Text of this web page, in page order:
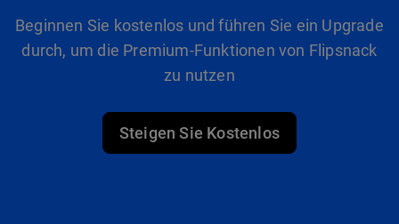
Beginnen Sie kostenlos und führen Sie ein Upgrade
durch, um die Premium-Funktionen von Flipsnack
zu nutzen
Steigen Sie Kostenlos